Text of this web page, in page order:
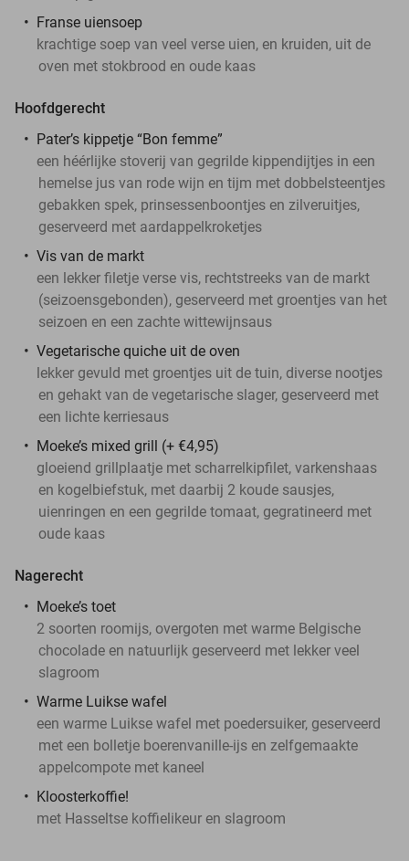
Franse uiensoep
krachtige soep van veel verse uien, en kruiden, uit de
oven met stokbrood en oude kaas
Hoofdgerecht
Pater’s kippetje “Bon femme”
een héérlijke stoverij van gegrilde kippendijtjes in een
hemelse jus van rode wijn en tijm met dobbelsteentjes
gebakken spek, prinsessenboontjes en zilveruitjes,
geserveerd met aardappelkroketjes
Vis van de markt
een lekker filetje verse vis, rechtstreeks van de markt
(seizoensgebonden), geserveerd met groentjes van het
seizoen en een zachte wittewijnsaus
Vegetarische quiche uit de oven
lekker gevuld met groentjes uit de tuin, diverse nootjes
en gehakt van de vegetarische slager, geserveerd met
een lichte kerriesaus
Moeke’s mixed grill (+ €4,95)
gloeiend grillplaatje met scharrelkipfilet, varkenshaas
en kogelbiefstuk, met daarbij 2 koude sausjes,
uienringen en een gegrilde tomaat, gegratineerd met
oude kaas
Nagerecht
Moeke’s toet
2 soorten roomijs, overgoten met warme Belgische
chocolade en natuurlijk geserveerd met lekker veel
slagroom
Warme Luikse wafel
een warme Luikse wafel met poedersuiker, geserveerd
met een bolletje boerenvanille-ijs en zelfgemaakte
appelcompote met kaneel
Kloosterkoffie!
met Hasseltse koffielikeur en slagroom